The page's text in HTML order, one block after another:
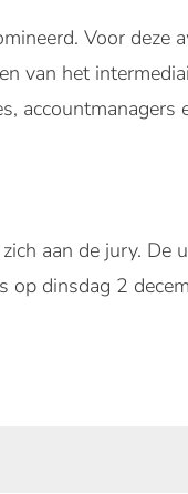
Voor deze
van het
accountmanagers
aan de jury. De
dinsdag 2